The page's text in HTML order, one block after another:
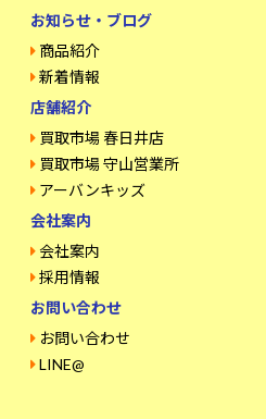
お知らせ・ブログ
商品紹介
新着情報
店舗紹介
買取市場 春日井店
買取市場 守山営業所
アーバンキッズ
会社案内
会社案内
採用情報
お問い合わせ
お問い合わせ
LINE@